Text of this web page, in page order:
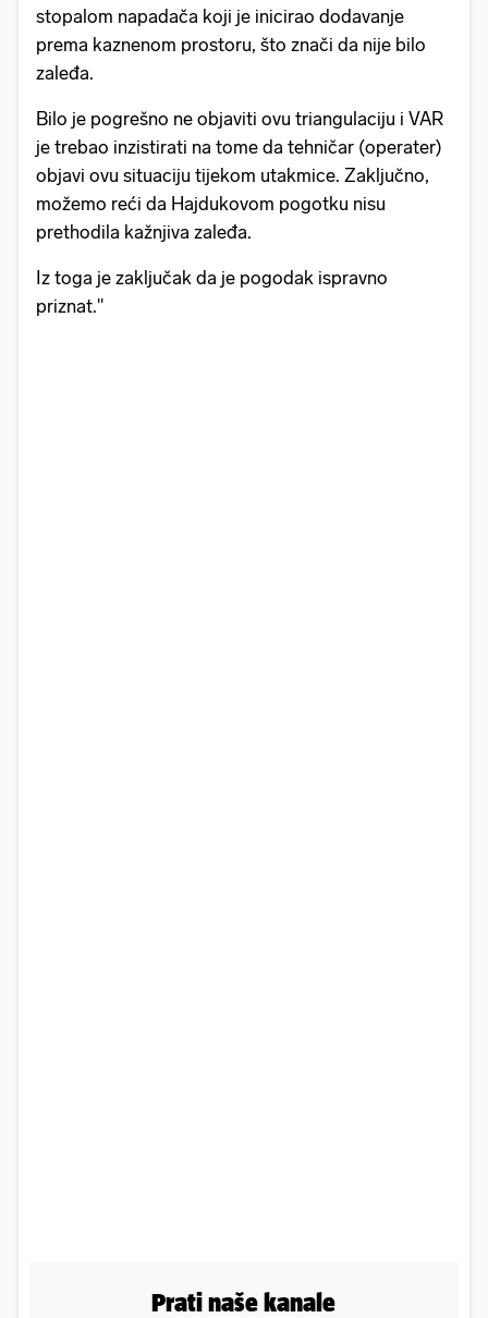
stopalom napadača koji je inicirao dodavanje
prema kaznenom prostoru, što znači da nije bilo
zaleđa.
Bilo je pogrešno ne objaviti ovu triangulaciju i VAR
je trebao inzistirati na tome da tehničar (operater)
objavi ovu situaciju tijekom utakmice. Zaključno,
možemo reći da Hajdukovom pogotku nisu
prethodila kažnjiva zaleđa.
Iz toga je zaključak da je pogodak ispravno
priznat."
Prati naše kanale